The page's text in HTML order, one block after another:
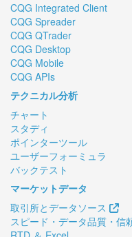
CQG Integrated Client
CQG Spreader
CQG QTrader
CQG Desktop
CQG Mobile
CQG APIs
テクニカル分析
チャート
スタディ
ポインターツール
ユーザーフォーミュラ
バックテスト
マーケットデータ
取引所とデータソース
スピード・データ品質・信